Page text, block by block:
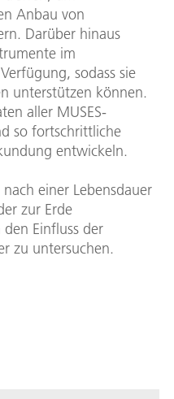
Anbau von
Darüber hinaus
im
sodass sie
unterstützen können.
aller MUSES-
so fortschrittliche
entwickeln.
einer Lebensdauer
zur Erde
Einﬂuss der
zu untersuchen.